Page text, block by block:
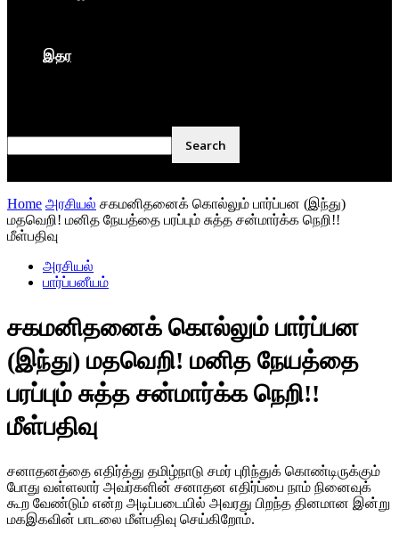
இதர
Home அரசியல் சகமனிதனைக் கொல்லும் பார்ப்பன (இந்து)
மதவெறி! மனித நேயத்தை பரப்பும் சுத்த சன்மார்க்க நெறி!!
மீள்பதிவு
அரசியல்
பார்ப்பனீயம்
சகமனிதனைக் கொல்லும் பார்ப்பன
(இந்து) மதவெறி! மனித நேயத்தை
பரப்பும் சுத்த சன்மார்க்க நெறி!!
மீள்பதிவு
சனாதனத்தை எதிர்த்து தமிழ்நாடு சமர் புரிந்துக் கொண்டிருக்கும்
போது வள்ளலார் அவர்களின் சனாதன எதிர்ப்பை நாம் நினைவுக்
கூற வேண்டும் என்ற அடிப்படையில் அவரது பிறந்த தினமான இன்று
மகஇகவின் பாடலை மீள்பதிவு செய்கிறோம்.